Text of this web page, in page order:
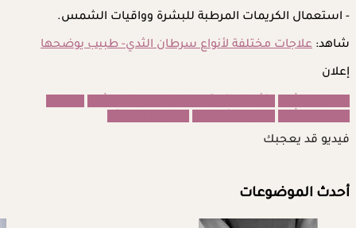
- استعمال الكريمات المرطبة للبشرة وواقيات الشمس.
شاهد: علاجات مختلفة لأنواع سرطان الثدي- طبيب يوضحها
إعلان
فيديو قد يعجبك
أحدث الموضوعات